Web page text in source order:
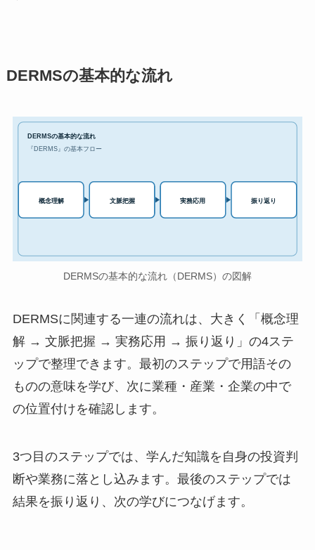
DERMSの基本的な流れ
DERMSの基本的な流れ
『DERMS』の基本フロー
概念理解 文脈把握 実務応用 振り返り
DERMSの基本的な流れ（DERMS）の図解
DERMSに関連する一連の流れは、大きく「概念理
解 → 文脈把握 → 実務応用 → 振り返り」の4ステ
ップで整理できます。最初のステップで用語その
ものの意味を学び、次に業種・産業・企業の中で
の位置付けを確認します。
3つ目のステップでは、学んだ知識を自身の投資判
断や業務に落とし込みます。最後のステップでは
結果を振り返り、次の学びにつなげます。